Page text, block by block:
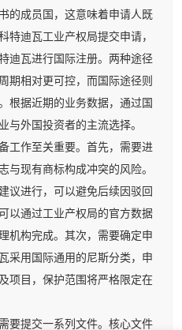
的成员国，这意味着申请人既
特迪瓦工业产权局提交申请，
迪瓦进行国际注册。两种途径
期相对更可控，而国际途径则
根据近期的业务数据，通过国
与外国投资者的主流选择。
作至关重要。首先，需要进
与现有商标构成冲突的风险。
议进行，可以避免后续因驳回
以通过工业产权局的官方数据
机构完成。其次，需要确定申
采用国际通用的尼斯分类，申
项目，保护范围将严格限定在
提交一系列文件。核心文件